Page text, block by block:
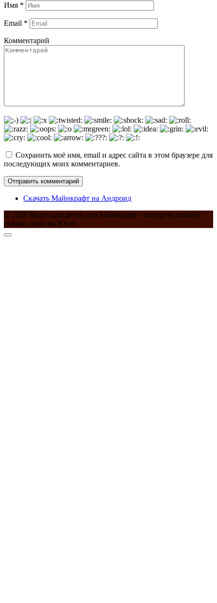
Имя *
Email *
Комментарий
Сохранить моё имя, email и адрес сайта в этом браузере для
последующих моих комментариев.
Скачать Майнкрафт на Андроид
© 2026 Видео для детей про Майнкрафт - смотреть онлайн
новые серии на Ютуб